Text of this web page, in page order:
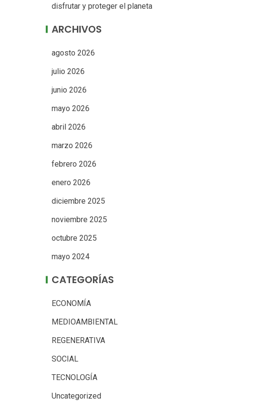
disfrutar y proteger el planeta
ARCHIVOS
agosto 2026
julio 2026
junio 2026
mayo 2026
abril 2026
marzo 2026
febrero 2026
enero 2026
diciembre 2025
noviembre 2025
octubre 2025
mayo 2024
CATEGORÍAS
ECONOMÍA
MEDIOAMBIENTAL
REGENERATIVA
SOCIAL
TECNOLOGÍA
Uncategorized